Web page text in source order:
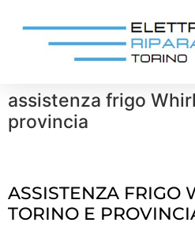
assistenza frigo
provincia
ASSISTENZA FRIGO
TORINO E